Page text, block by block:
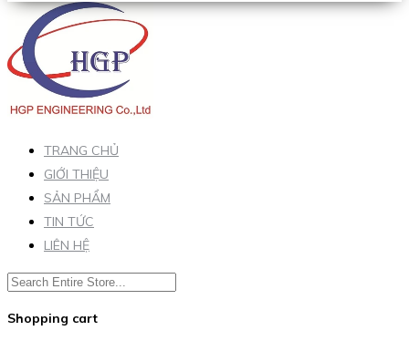
TRANG CHỦ
GIỚI THIỆU
SẢN PHẨM
TIN TỨC
LIÊN HỆ
Shopping cart